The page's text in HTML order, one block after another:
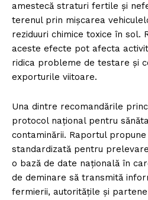
amestecă straturi fertile și
terenul prin mișcarea
reziduuri chimice toxice în sol.
aceste efecte pot afecta
ridica probleme de testare și
exporturile viitoare.
Una dintre recomandările
protocol național pentru
contaminării. Raportul
standardizată pentru
o bază de date națională în
de deminare să transmită
fermierii, autoritățile și